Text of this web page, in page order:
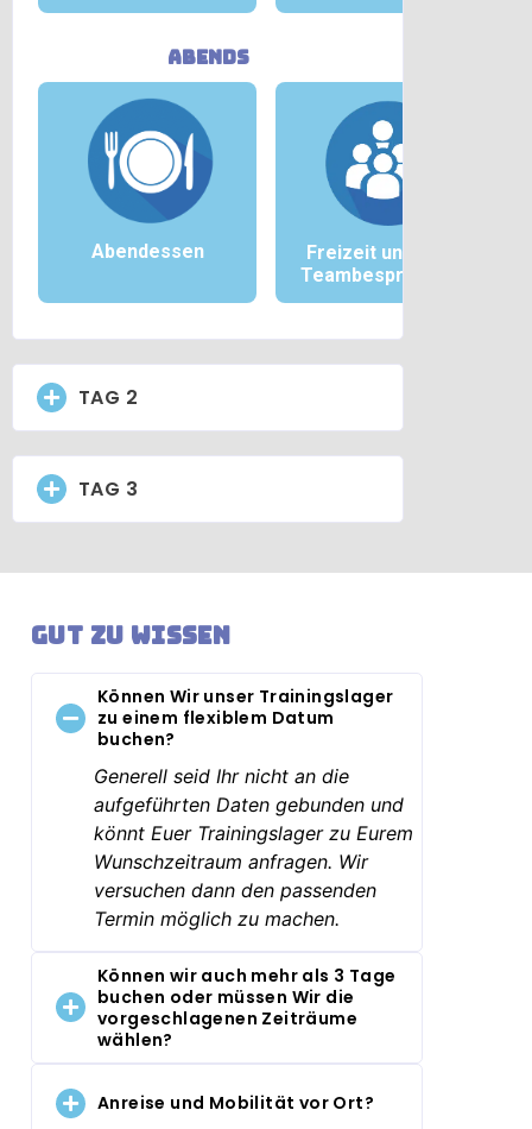
abends
Abendessen
Freizeit und/oder
Teambesprechung
TAG 2
TAG 3
Gut zu wissen
Können Wir unser Trainingslager
zu einem flexiblem Datum
buchen?
Generell seid Ihr nicht an die
aufgeführten Daten gebunden und
könnt Euer Trainingslager zu Eurem
Wunschzeitraum anfragen. Wir
versuchen dann den passenden
Termin möglich zu machen.
Können wir auch mehr als 3 Tage
buchen oder müssen Wir die
vorgeschlagenen Zeiträume
wählen?
Anreise und Mobilität vor Ort?